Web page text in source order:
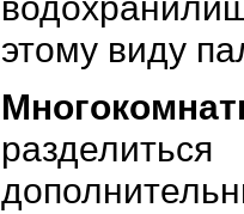
этому виду